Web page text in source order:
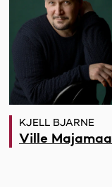
KJELL BJARNE
Ville Majamaa